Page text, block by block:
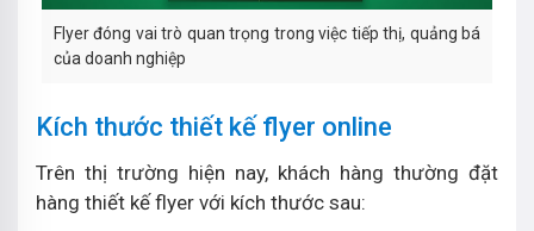
Flyer đóng vai trò quan trọng trong việc tiếp thị, quảng bá
của doanh nghiệp
Kích thước thiết kế flyer online
Trên thị trường hiện nay, khách hàng thường đặt
hàng thiết kế flyer với kích thước sau: